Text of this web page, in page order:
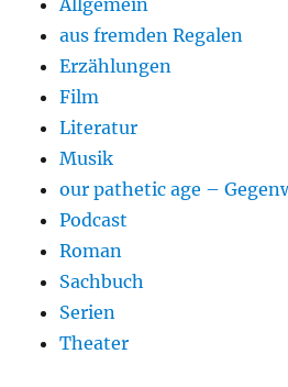
Allgemein
aus fremden Regalen
Erzählungen
Film
Literatur
Musik
our pathetic age –
Podcast
Roman
Sachbuch
Serien
Theater